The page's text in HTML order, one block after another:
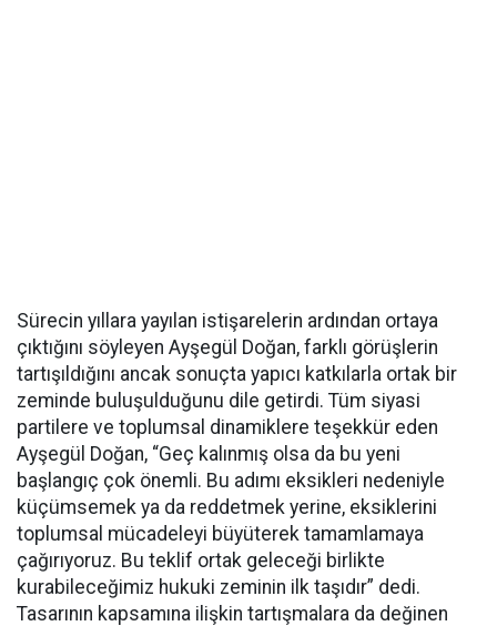
Sürecin yıllara yayılan istişarelerin ardından ortaya
çıktığını söyleyen Ayşegül Doğan, farklı görüşlerin
tartışıldığını ancak sonuçta yapıcı katkılarla ortak bir
zeminde buluşulduğunu dile getirdi. Tüm siyasi
partilere ve toplumsal dinamiklere teşekkür eden
Ayşegül Doğan, “Geç kalınmış olsa da bu yeni
başlangıç çok önemli. Bu adımı eksikleri nedeniyle
küçümsemek ya da reddetmek yerine, eksiklerini
toplumsal mücadeleyi büyüterek tamamlamaya
çağırıyoruz. Bu teklif ortak geleceği birlikte
kurabileceğimiz hukuki zeminin ilk taşıdır” dedi.
Tasarının kapsamına ilişkin tartışmalara da değinen